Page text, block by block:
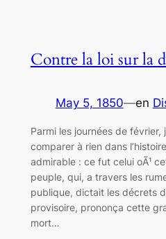
Contre la loi sur la
May 5, 1850—en
Parmi les journées de février,
comparer à rien dans
admirable : ce fut celui oÃ¹
peuple, qui, a travers les
publique, dictait les décrets
provisoire, prononça cette
mort…